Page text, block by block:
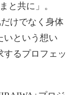
と共に」。
けでなく身体
いという想い
するプロフェッ